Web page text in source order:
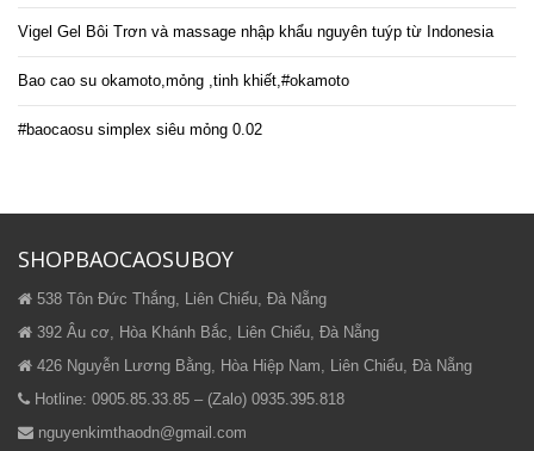
Vigel Gel Bôi Trơn và massage nhập khẩu nguyên tuýp từ Indonesia
Bao cao su okamoto,mỏng ,tinh khiết,#okamoto
#baocaosu simplex siêu mỏng 0.02
SHOPBAOCAOSUBOY
538 Tôn Đức Thắng, Liên Chiểu, Đà Nẵng
392 Âu cơ, Hòa Khánh Bắc, Liên Chiểu, Đà Nẵng
426 Nguyễn Lương Bằng, Hòa Hiệp Nam, Liên Chiểu, Đà Nẵng
Hotline: 0905.85.33.85 – (Zalo) 0935.395.818
nguyenkimthaodn@gmail.com